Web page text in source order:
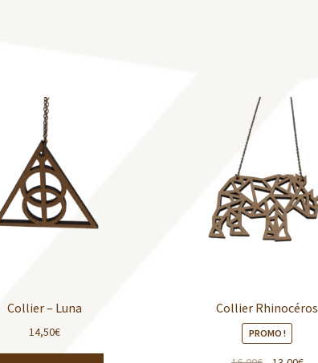
Collier – Luna
14,50€
Collier Rhinocéros
PROMO !